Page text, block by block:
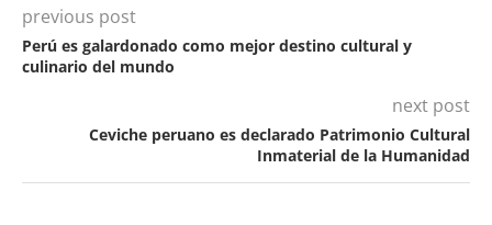
previous post
Perú es galardonado como mejor destino cultural y
culinario del mundo
next post
Ceviche peruano es declarado Patrimonio Cultural
Inmaterial de la Humanidad